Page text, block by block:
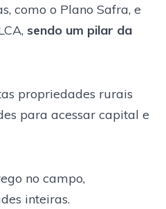
como o Plano Safra, e
sendo um pilar da
propriedades rurais
para acessar capital e
no campo,
inteiras.